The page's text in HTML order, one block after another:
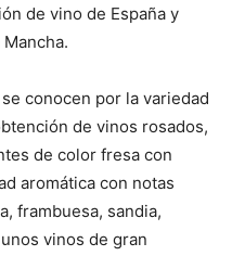
de vino de España y
conocen por la variedad
de vinos rosados,
de color fresa con
aromática con notas
frambuesa, sandia,
vinos de gran